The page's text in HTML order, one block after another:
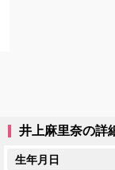
井上麻里奈の詳
生年月日